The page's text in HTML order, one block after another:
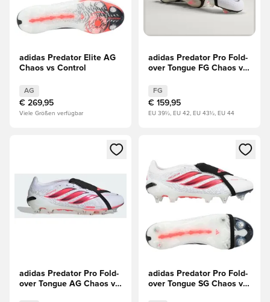
adidas Predator Elite AG
Chaos vs Control
AG
€ 269,95
Viele Größen verfügbar
adidas Predator Pro Fold-
over Tongue FG Chaos vs
FG
€ 159,95
EU 39½, EU 42, EU 43½, EU 44
Öffnet ein Fenster zum Anmelden oder Registrieren als
adidas Predator Pro Fold-
over Tongue AG Chaos vs
Öffnet ein Fenster zum
adidas Predator Pro Fold-
over Tongue SG Chaos vs